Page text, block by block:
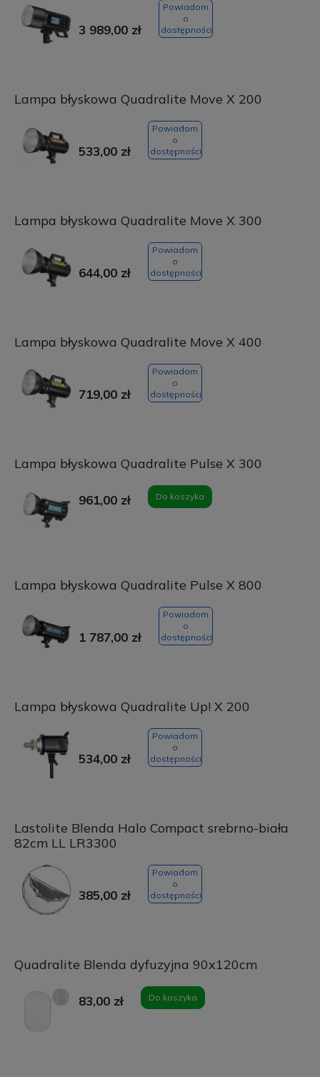
3 989,00 zł
Powiadom
o
dostępności
Lampa błyskowa Quadralite Move X 200
533,00 zł
Powiadom
o
dostępności
Lampa błyskowa Quadralite Move X 300
644,00 zł
Powiadom
o
dostępności
Lampa błyskowa Quadralite Move X 400
719,00 zł
Powiadom
o
dostępności
Lampa błyskowa Quadralite Pulse X 300
961,00 zł Do koszyka
Lampa błyskowa Quadralite Pulse X 800
1 787,00 zł
Powiadom
o
dostępności
Lampa błyskowa Quadralite Up! X 200
534,00 zł
Powiadom
o
dostępności
Lastolite Blenda Halo Compact srebrno-biała
82cm LL LR3300
385,00 zł
Powiadom
o
dostępności
Quadralite Blenda dyfuzyjna 90x120cm
83,00 zł Do koszyka